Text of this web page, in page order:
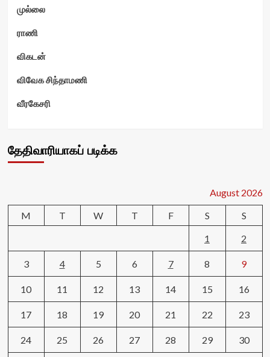
முல்லை
ராணி
விகடன்
விவேக சிந்தாமணி
வீரகேசரி
தேதிவாரியாகப் படிக்க
August 2026
M
T W T F S
S
1
2
3 4 5 6 7 8 9
10 11 12 13 14 15 16
17 18 19 20 21 22 23
24 25 26 27 28 29 30